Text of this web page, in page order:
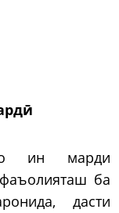
ин марди
ба
дасти